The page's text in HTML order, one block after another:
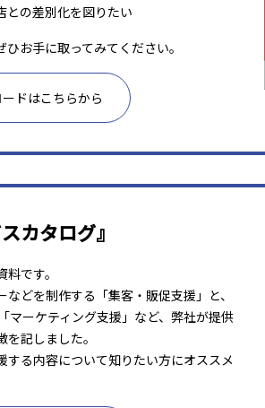
との差別化を図りたい
お手に取ってみてください。
ドはこちらから
カタログ』
です。
どを制作する「集客・販促支援」と、
マーケティング支援」など、弊社が提供
記しました。
する内容について知りたい方にオススメ